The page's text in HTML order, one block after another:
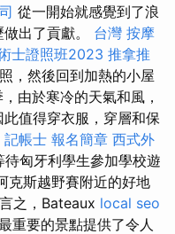
從一開始就感覺到了浪
出了貢獻。 台灣 按摩
士證照班2023 推拿推
，然後回到加熱的小屋
由於寒冷的天氣和風，
值得穿衣服，穿層和保
記帳士 報名簡章 西式外
匈牙利學生參加學校遊
克斯越野賽附近的好地
之，Bateaux local seo
重要的景點提供了令人